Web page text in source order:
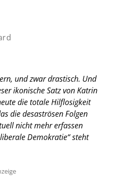
und zwar drastisch. Und
ikonische Satz von Katrin
die totale Hilflosigkeit
die desaströsen Folgen
nicht mehr erfassen
Demokratie“ steht